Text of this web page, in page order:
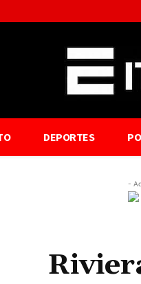
DEPORTES
-